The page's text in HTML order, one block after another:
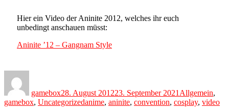
Hier ein Video der Aninite 2012, welches ihr euch
unbedingt anschauen müsst:
Aninite ’12 – Gangnam Style
gamebox28. August 201223. September 2021Allgemein,
gamebox, UncategorizedTags
anime, aninite, convention, cosplay, video